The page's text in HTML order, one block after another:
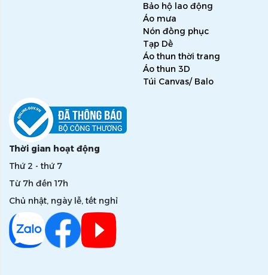
Bảo hộ lao động
Áo mưa
Nón đồng phục
Tạp Dề
Áo thun thời trang
Áo thun 3D
Túi Canvas/ Balo
Thời gian hoạt động
Thứ 2 - thứ 7
Từ 7h đến 17h
Chủ nhật, ngày lễ, tết nghỉ